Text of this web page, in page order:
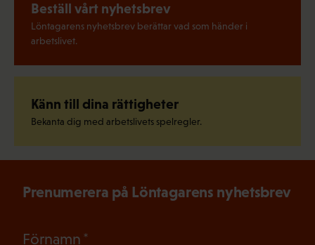
Beställ vårt nyhetsbrev
Löntagarens nyhetsbrev berättar vad som händer i
arbetslivet.
Känn till dina rättigheter
Bekanta dig med arbetslivets spelregler.
Prenumerera på Löntagarens nyhetsbrev
Förnamn